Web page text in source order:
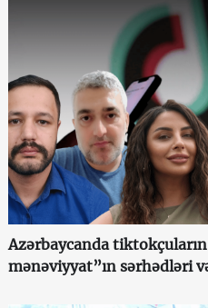
Azərbaycanda
mənəviyyat”ın sərhədləri